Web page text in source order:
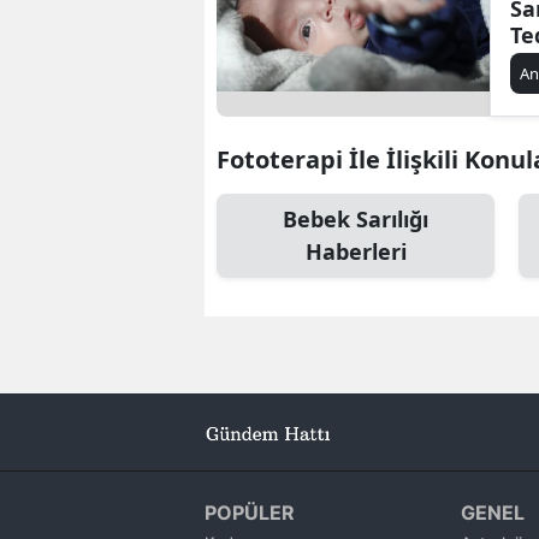
Fototerapi İle İlişkili
Bebek Sarılığı
Haberleri
POPÜLER GENEL